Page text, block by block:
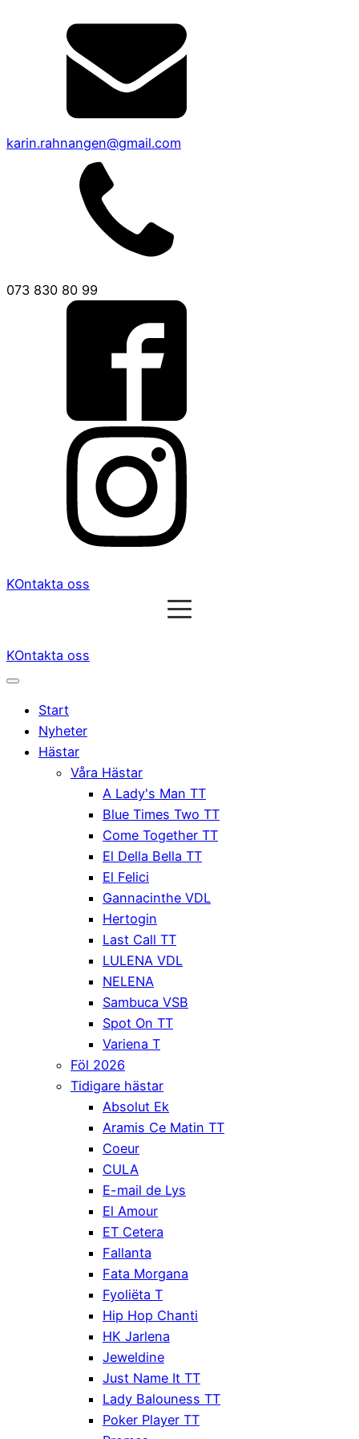
karin.rahnangen@gmail.com
073 830 80 99
KOntakta oss
KOntakta oss
Start
Nyheter
Hästar
Våra Hästar
A Lady's Man TT
Blue Times Two TT
Come Together TT
El Della Bella TT
El Felici
Gannacinthe VDL
Hertogin
Last Call TT
LULENA VDL
NELENA
Sambuca VSB
Spot On TT
Variena T
Föl 2026
Tidigare hästar
Absolut Ek
Aramis Ce Matin TT
Coeur
CULA
E-mail de Lys
El Amour
ET Cetera
Fallanta
Fata Morgana
Fyoliëta T
Hip Hop Chanti
HK Jarlena
Jeweldine
Just Name It TT
Lady Balouness TT
Poker Player TT